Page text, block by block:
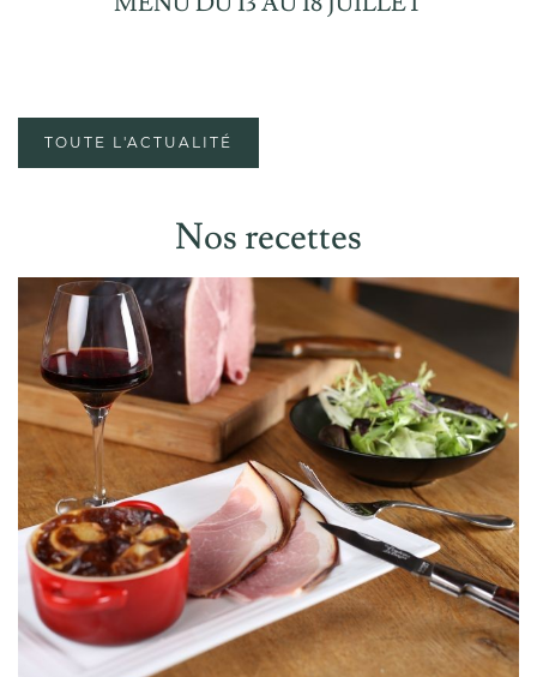
TOUTE L'ACTUALITÉ
Nos recettes